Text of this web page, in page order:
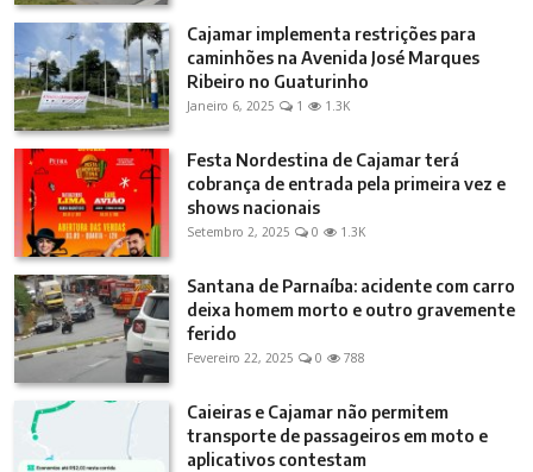
Cajamar implementa restrições para
caminhões na Avenida José Marques
Ribeiro no Guaturinho
Janeiro 6, 2025 1 1.3K
Festa Nordestina de Cajamar terá
cobrança de entrada pela primeira vez e
shows nacionais
Setembro 2, 2025 0 1.3K
Santana de Parnaíba: acidente com carro
deixa homem morto e outro gravemente
ferido
Fevereiro 22, 2025 0 788
Caieiras e Cajamar não permitem
transporte de passageiros em moto e
aplicativos contestam